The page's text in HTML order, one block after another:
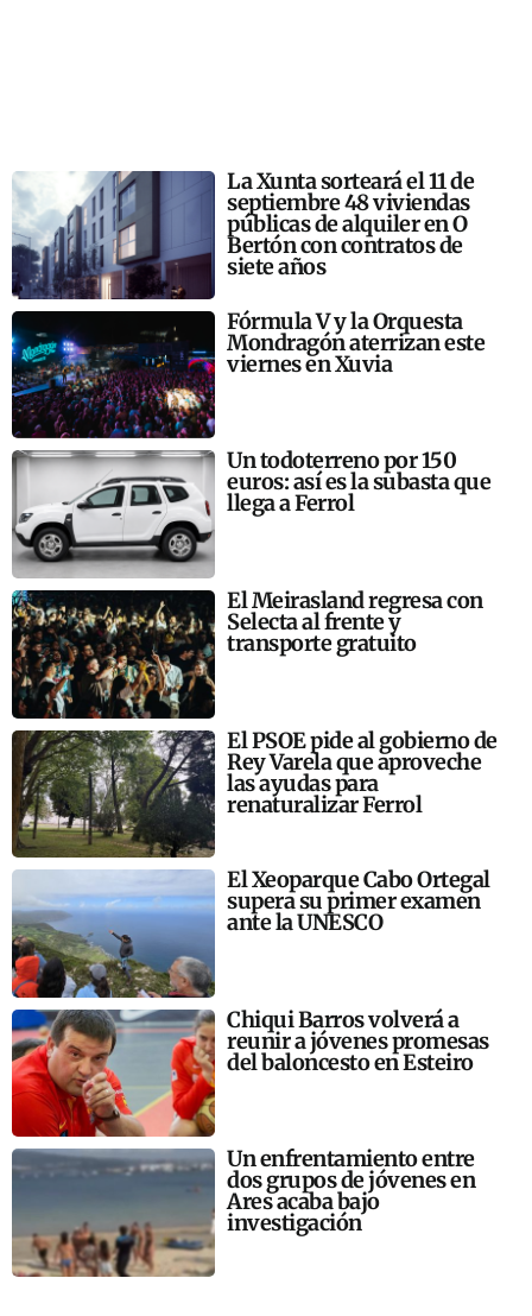
La Xunta sorteará el 11 de
septiembre 48 viviendas
públicas de alquiler en O
Bertón con contratos de
siete años
Fórmula V y la Orquesta
Mondragón aterrizan este
viernes en Xuvia
Un todoterreno por 150
euros: así es la subasta que
llega a Ferrol
El Meirasland regresa con
Selecta al frente y
transporte gratuito
El PSOE pide al gobierno de
Rey Varela que aproveche
las ayudas para
renaturalizar Ferrol
El Xeoparque Cabo Ortegal
supera su primer examen
ante la UNESCO
Chiqui Barros volverá a
reunir a jóvenes promesas
del baloncesto en Esteiro
Un enfrentamiento entre
dos grupos de jóvenes en
Ares acaba bajo
investigación